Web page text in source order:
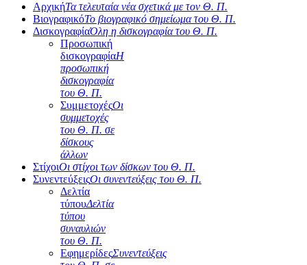
ΑρχικήΤα τελευταία νέα σχετικά με τον Θ. Π.
ΒιογραφικόΤο βιογραφικό σημείωμα του Θ. Π.
ΔισκογραφίαΌλη η δισκογραφία του Θ. Π.
Προσωπική
δισκογραφίαΗ
προσωπική
δισκογραφία
του Θ. Π.
ΣυμμετοχέςΟι
συμμετοχές
του Θ. Π. σε
δίσκους
άλλων
ΣτίχοιΟι στίχοι των δίσκων του Θ. Π.
ΣυνεντεύξειςΟι συνεντεύξεις του Θ. Π.
Δελτία
τύπουΔελτία
τύπου
συναυλιών
του Θ. Π.
ΕφημερίδεςΣυνεντεύξεις